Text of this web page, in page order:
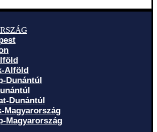
Alföld
Dunántúl
Dunántúl
Magyarország
Magyarország